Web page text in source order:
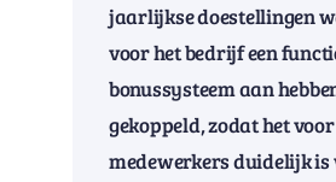
jaarlijkse doestellingen
voor het bedrijf een
bonussysteem aan
gekoppeld, zodat het
medewerkers duidelijk is